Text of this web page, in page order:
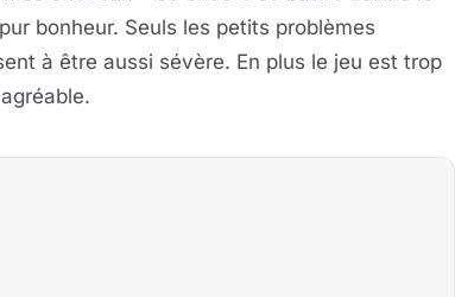
bonheur. Seuls les petits problèmes
à être aussi sévère. En plus le jeu est trop